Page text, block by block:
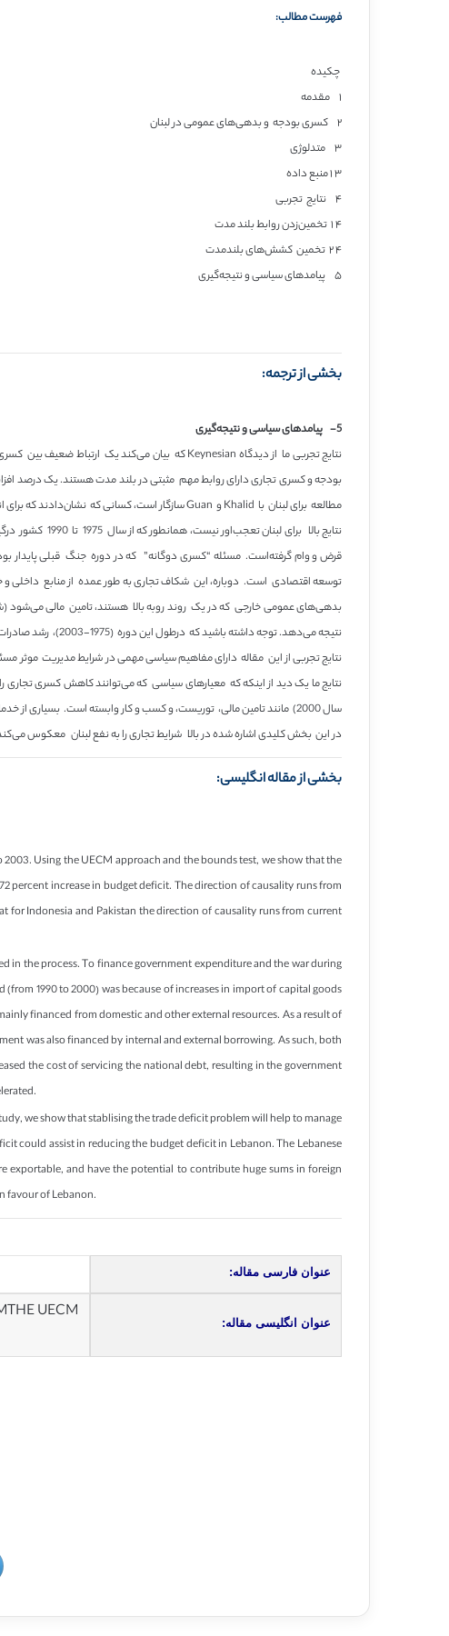
فهرست مطالب:
چکیده
۱ مقدمه
۲ کسری بودجه و بدهی‌های عمومی در لبنان
۳ متدلوژی
۳ ۱ منبع داده
۴ نتایج تجربی
۴ ۱ تخمین‌زدن روابط بلند مدت
۴ ۲ تخمین کشش‌های بلندمدت
۵ پیامدهای سیاسی و نتیجه‌گیری
بخشی از ترجمه:
5- پیامدهای سیاسی و نتیجه‌گیری
مطالعه برای لبنان با Khalid و Guan سازگار است، کسانی که نشان‌دادند که برای اندونزی و پاکستان جهت علیتی از کسری حساب جاری به کسری بودجه می‌باشد، این حقیقت بیان‌کرد که این کشورها از مسئله بدهی‌های عظیم رنج می‌برند.
نتایج بالا
توسعه اقتصادی است. دوباره، این شکاف تجاری به طور عمده از منابع داخلی
نتیجه می‌دهد. توجه داشته باشید که درطول این دوره (1975-2003)، رشد صادرات یک روند نزولی را مشاهده کرد، درصورتی که ورادرات شتاب گرفت.
نتایج تجربی از این مقاله دارای مفاهیم سیاسی مهمی در شرایط مدیریت
سال 2000) مانند تامین مالی، توریست، و کسب و کار وابسته است.
در این بخش کلیدی اشاره شده در بالا شرایط تجاری را به نفع لبنان معکوس
بخشی از مقاله انگلیسی:
Using the UECM approach and the bounds test, we show that the
percent increase in budget deficit. The direction of causality runs from
for Indonesia and Pakistan the direction of causality runs from current
in the process. To finance government expenditure and the war during
1990 to 2000) was because of increases in import of capital goods
financed from domestic and other external resources. As a result of
was also financed by internal and external borrowing. As such, both
the cost of servicing the national debt, resulting in the government
we show that stablising the trade deficit problem will help to manage
could assist in reducing the budget deficit in Lebanon. The Lebanese
exportable, and have the potential to contribute huge sums in foreign
favour of Lebanon.
عنوان فارسی مقاله:
عنوان انگلیسی مقاله:
UECM